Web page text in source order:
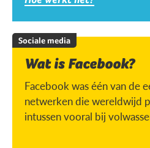
Sociale media
Wat is Facebook?
Facebook was één van de
netwerken die wereldwijd
intussen vooral bij